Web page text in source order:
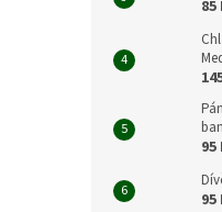
85
95
95